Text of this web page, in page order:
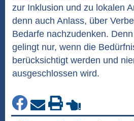
zur Inklusion und zu lokalen
denn auch Anlass, über
Bedarfe nachzudenken.
gelingt nur, wenn die
berücksichtigt werden und
ausgeschlossen wird.